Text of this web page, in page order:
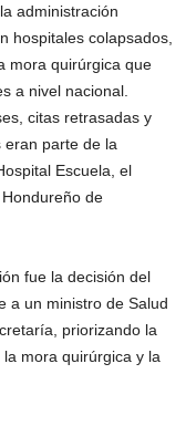
administración
hospitales colapsados,
mora quirúrgica que
a nivel nacional.
citas retrasadas y
eran parte de la
Escuela, el
de
fue la decisión del
a un ministro de Salud
priorizando la
mora quirúrgica y la